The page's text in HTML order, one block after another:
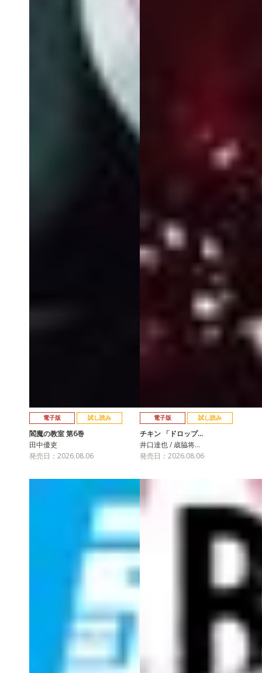
電子版 試し読み
閻魔の教室 第6巻
田中優吏
発売日：2026.08.06
電子版 試し読み
チキン 「ドロップ…
井口達也 / 歳脇将…
発売日：2026.08.06